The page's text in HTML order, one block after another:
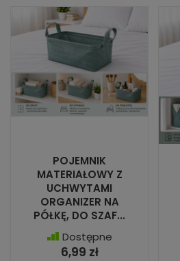
POJEMNIK
MATERIAŁOWY Z
UCHWYTAMI
ORGANIZER NA
PÓŁKĘ, DO SZAF...
Dostępne
6,99 zł